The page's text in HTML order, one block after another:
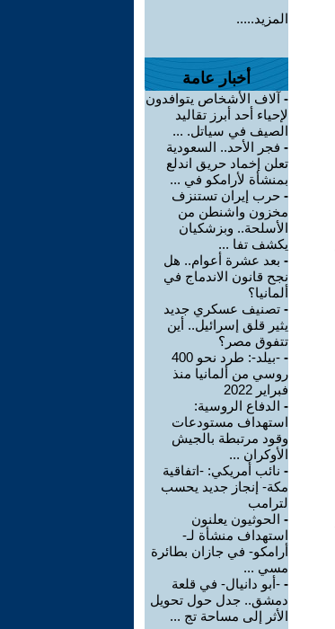
المزيد.....
أخبار عامة
- آلاف الأشخاص يتوافدون
لإحياء أحد أبرز تقاليد
الصيف في سياتل. ...
- فجر الأحد.. السعودية
تعلن إخماد حريق اندلع
بمنشأة لأرامكو في ...
- حرب إيران تستنزف
مخزون واشنطن من
الأسلحة.. وبزشكيان
يكشف تفا ...
- بعد عشرة أعوام.. هل
نجح قانون الاندماج في
ألمانيا؟
- تصنيف عسكري جديد
يثير قلق إسرائيل.. أين
تتفوق مصر؟
-
-بيلد-: طرد نحو 400
روسي من ألمانيا منذ
فبراير 2022
- الدفاع الروسية:
استهداف مستودعات
وقود مرتبطة بالجيش
الأوكران ...
- نائب أمريكي: -اتفاقية
مكة- إنجاز جديد يحسب
لترامب
- الحوثيون يعلنون
استهداف منشأة لـ-
أرامكو- في جازان بطائرة
مسي ...
- -أبو دانيال- في قلعة
دمشق.. جدل حول تحويل
الأثر إلى مساحة تج ...